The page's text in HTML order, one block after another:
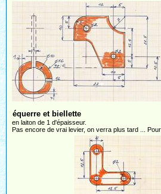
équerre et biellette
en laiton de 1 d'épaisseur.
Pas encore de vrai levier, on verra plus tard ...